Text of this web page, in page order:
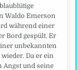
Waldo Emerson
während einer
Bord gespült. Er
unbekannten
Da er ein
Angst und seine